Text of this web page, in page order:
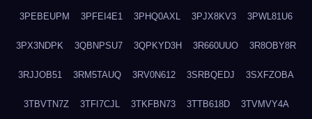
3PEBEUPM 3PFEI4E1 3PHQ0AXL 3PJX8KV3 3PWL81U6
3PX3NDPK 3QBNPSU7 3QPKYD3H 3R660UUO 3R8OBY8R
3RJJOB51 3RM5TAUQ 3RV0N612 3SRBQEDJ 3SXFZOBA
3TBVTN7Z 3TFI7CJL 3TKFBN73 3TTB618D 3TVMVY4A